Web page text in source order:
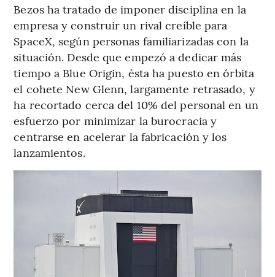
Bezos ha tratado de imponer disciplina en la
empresa y construir un rival creíble para
SpaceX, según personas familiarizadas con la
situación. Desde que empezó a dedicar más
tiempo a Blue Origin, ésta ha puesto en órbita
el cohete New Glenn, largamente retrasado, y
ha recortado cerca del 10% del personal en un
esfuerzo por minimizar la burocracia y
centrarse en acelerar la fabricación y los
lanzamientos.